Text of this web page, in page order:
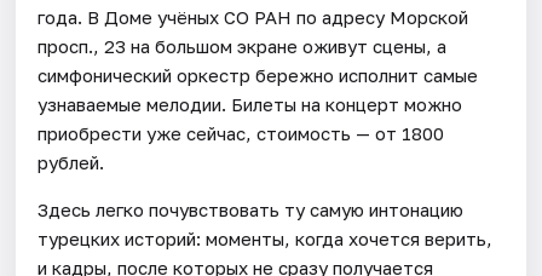
года. В Доме учёных СО РАН по адресу Морской
просп., 23 на большом экране оживут сцены, а
симфонический оркестр бережно исполнит самые
узнаваемые мелодии. Билеты на концерт можно
приобрести уже сейчас, стоимость — от 1800
рублей.
Здесь легко почувствовать ту самую интонацию
турецких историй: моменты, когда хочется верить,
и кадры, после которых не сразу получается